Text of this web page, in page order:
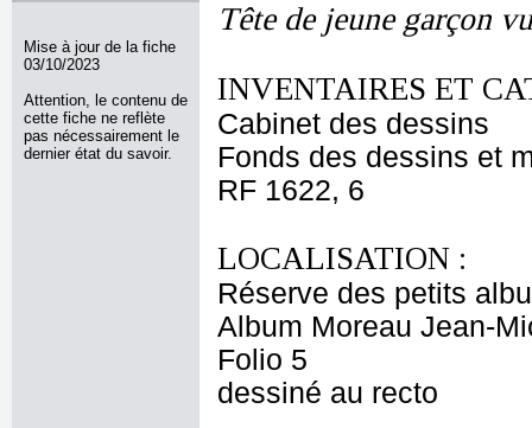
Mise à jour de la fiche
03/10/2023
Attention, le contenu de
cette fiche ne reflète
pas nécessairement le
dernier état du savoir.
Tête de jeune garçon
INVENTAIRES ET
Cabinet des dessins
Fonds des dessins et
RF 1622, 6
LOCALISATION :
Réserve des petits
Album Moreau Jean-
Folio 5
dessiné au recto